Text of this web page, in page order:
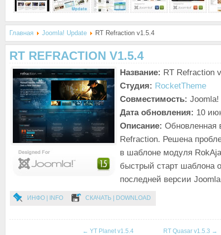
Главная Joomla! Update RT Refraction v1.5.4
RT REFRACTION V1.5.4
Название: RT Refraction
Студия: RocketTheme
Совместимость:
Дата обновления: 10
Описание: Обновленная
Refraction. Решена
в шаблоне модуля
быстрый старт шаблона
последней версии
ИНФО | INFO СКАЧАТЬ | DOWNLOAD
← YT Planet v1.5.4 RT Quasar v1.5.3 →